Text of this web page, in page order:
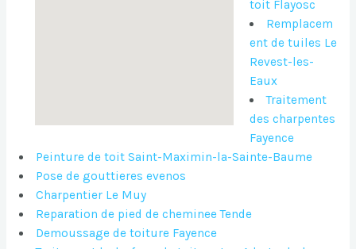
toit Flayosc
Remplacem
ent de tuiles Le
Revest-les-
Eaux
Traitement
des charpentes
Fayence
Peinture de toit Saint-Maximin-la-Sainte-Baume
Pose de gouttieres evenos
Charpentier Le Muy
Reparation de pied de cheminee Tende
Demoussage de toiture Fayence